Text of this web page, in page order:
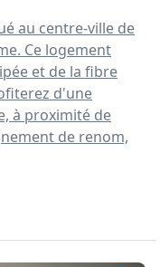
au centre-ville de
Ce logement
et de la fibre
d'une
à proximité de
de renom,